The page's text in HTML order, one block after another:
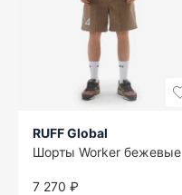
RUFF Global
Шорты Worker бежевые
7 270 ₽